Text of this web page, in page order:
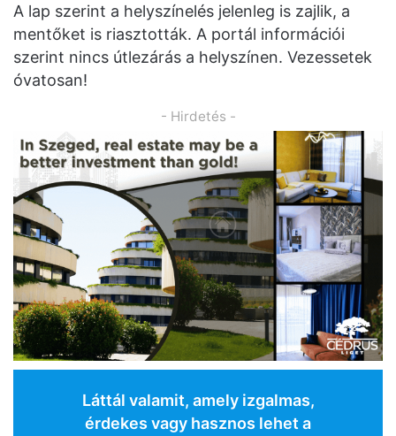
A lap szerint a helyszínelés jelenleg is zajlik, a
mentőket is riasztották. A portál információi
szerint nincs útlezárás a helyszínen. Vezessetek
óvatosan!
- Hirdetés -
Láttál valamit, amely izgalmas,
érdekes vagy hasznos lehet a